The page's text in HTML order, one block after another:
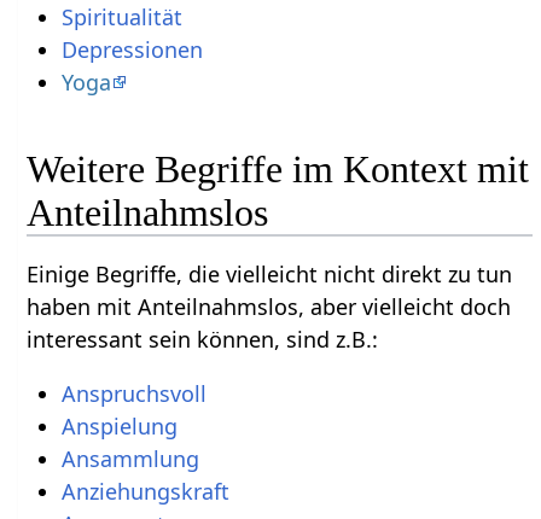
Spiritualität
Depressionen
Yoga
Weitere Begriffe im Kontext mit
Einige Begriffe, die vielleicht nicht direkt zu tun
haben mit Anteilnahmslos‏‎, aber vielleicht doch
interessant sein können, sind z.B.: